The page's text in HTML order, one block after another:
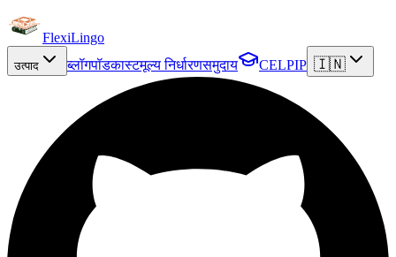
FlexiLingo
उत्पाद ब्लॉगपॉडकास्टमूल्य निर्धारणसमुदाय CELPIP 🇮🇳